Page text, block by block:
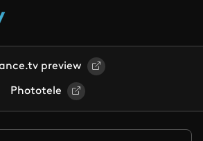
preview
Phototele